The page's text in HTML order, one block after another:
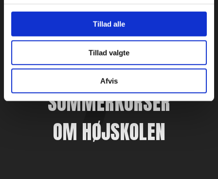
Tillad alle
Tillad valgte
Afvis
HØJSKOLEOPHOLD
FAG
REJSER
SOMMERKURSER
OM HØJSKOLEN